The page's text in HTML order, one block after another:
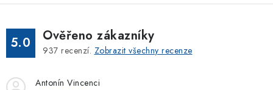
5.0 Ověřeno zákazníky
937 recenzí. Zobrazit všechny recenze
Antonín Vincenci